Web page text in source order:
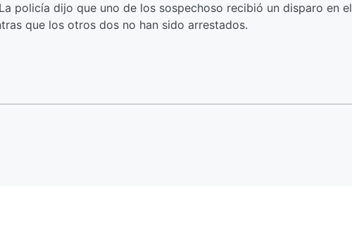
policía dijo que uno de los sospechoso recibió un disparo en el
que los otros dos no han sido arrestados.